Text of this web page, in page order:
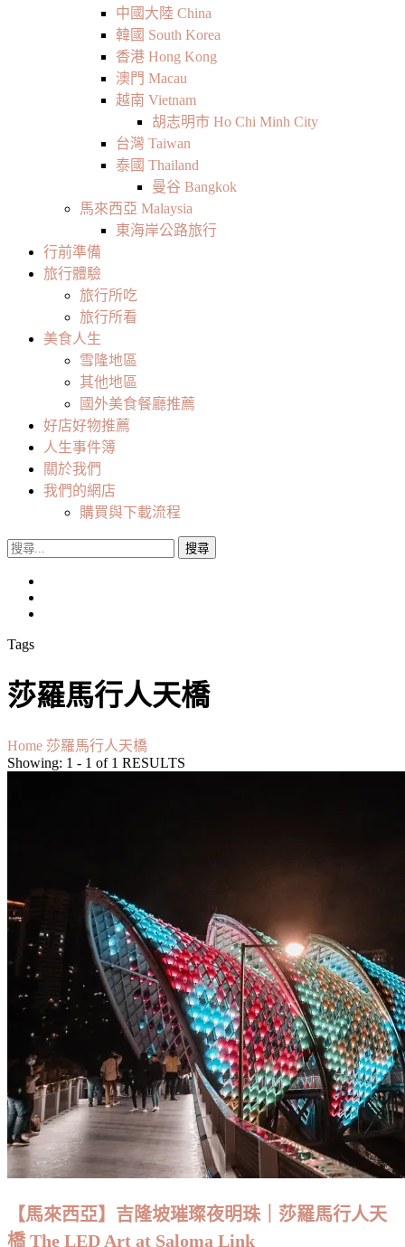
中國大陸 China
韓國 South Korea
香港 Hong Kong
澳門 Macau
越南 Vietnam
胡志明市 Ho Chi Minh City
台灣 Taiwan
泰國 Thailand
曼谷 Bangkok
馬來西亞 Malaysia
東海岸公路旅行
行前準備
旅行體驗
旅行所吃
旅行所看
美食人生
雪隆地區
其他地區
國外美食餐廳推薦
好店好物推薦
人生事件簿
關於我們
我們的網店
購買與下載流程
搜
Tags
莎羅馬行人天橋
Home 莎羅馬行人天橋
Showing: 1 - 1 of 1 RESULTS
【馬來西亞】吉隆坡璀璨夜明珠｜莎羅馬行人天
橋 The LED Art at Saloma Link